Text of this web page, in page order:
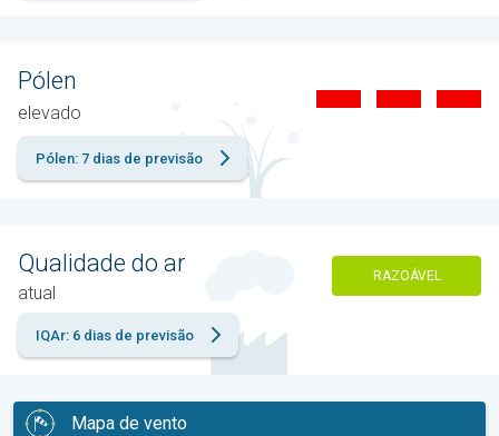
Pólen
elevado
Pólen: 7 dias de previsão
Qualidade do ar
atual
RAZOÁVEL
IQAr: 6 dias de previsão
Mapa de vento